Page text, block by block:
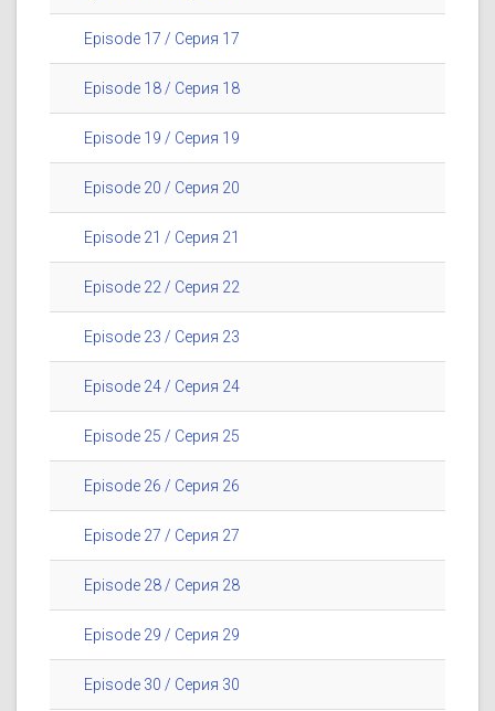
Episode 17 / Серия 17
Episode 18 / Серия 18
Episode 19 / Серия 19
Episode 20 / Серия 20
Episode 21 / Серия 21
Episode 22 / Серия 22
Episode 23 / Серия 23
Episode 24 / Серия 24
Episode 25 / Серия 25
Episode 26 / Серия 26
Episode 27 / Серия 27
Episode 28 / Серия 28
Episode 29 / Серия 29
Episode 30 / Серия 30